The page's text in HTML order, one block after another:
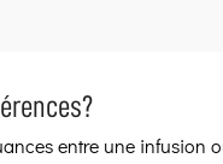
entre une